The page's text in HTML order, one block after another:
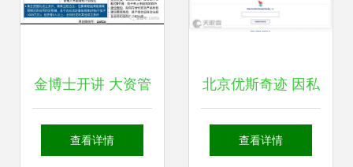
金博士开讲 大资管
新规下的私募资管
查看详情
北京优斯奇迹 因私
出入境中介服务的
查看详情